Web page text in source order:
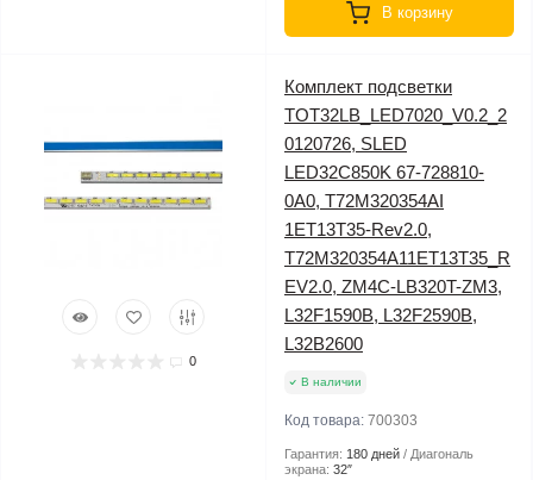
В корзину
0
Комплект подсветки
TOT32LB_LED7020_V0.2_2
0120726, SLED
LED32C850K 67-728810-
0A0, T72M320354AI
1ET13T35-Rev2.0,
T72M320354A11ET13T35_R
EV2.0, ZM4C-LB320T-ZM3,
L32F1590B, L32F2590B,
L32B2600
В наличии
Код товара: 700303
Гарантия: 180 дней
Диагональ
экрана: 32″